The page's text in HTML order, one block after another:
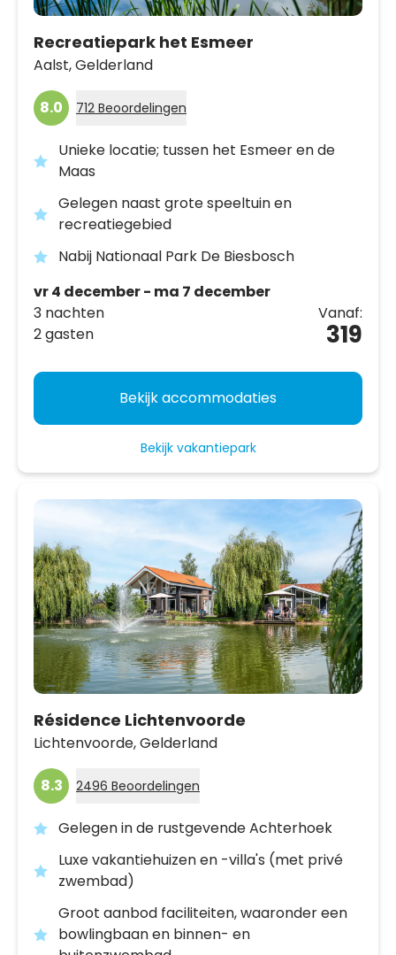
Recreatiepark het Esmeer
Aalst,Gelderland
8.0 712 Beoordelingen
Unieke locatie; tussen het Esmeer en de
Maas
Gelegen naast grote speeltuin en
recreatiegebied
Nabij Nationaal Park De Biesbosch
vr 4 december - ma 7 december
3 nachten
2 gasten
Vanaf:
319
Bekijk accommodaties
Bekijk vakantiepark
Résidence Lichtenvoorde
Lichtenvoorde,Gelderland
8.3 2496 Beoordelingen
Gelegen in de rustgevende Achterhoek
Luxe vakantiehuizen en -villa's (met privé
zwembad)
Groot aanbod faciliteiten, waaronder een
bowlingbaan en binnen- en